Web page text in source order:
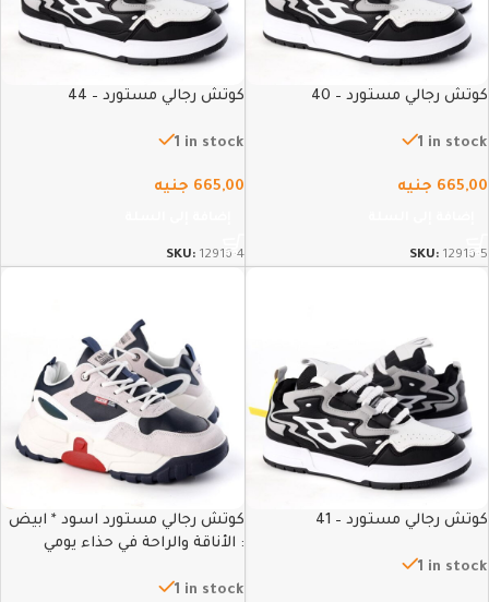
كوتش رجالي مستورد – 40
1 in stock
665,00 جنيه
SKU: 12916-5
كوتش رجالي مستورد – 44
1 in stock
665,00 جنيه
SKU: 12916-4
كوتش رجالي مستورد – 41
1 in stock
كوتش رجالي مستورد اسود * ابيض
: الأناقة والراحة في حذاء يومي
1 in stock